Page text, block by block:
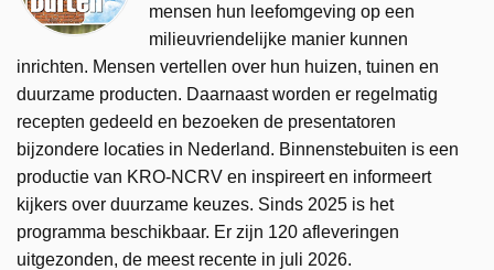
mensen hun leefomgeving op een
milieuvriendelijke manier kunnen
inrichten. Mensen vertellen over hun huizen, tuinen en
duurzame producten. Daarnaast worden er regelmatig
recepten gedeeld en bezoeken de presentatoren
bijzondere locaties in Nederland. Binnenstebuiten is een
productie van KRO-NCRV en inspireert en informeert
kijkers over duurzame keuzes. Sinds 2025 is het
programma beschikbaar. Er zijn 120 afleveringen
uitgezonden, de meest recente in juli 2026.